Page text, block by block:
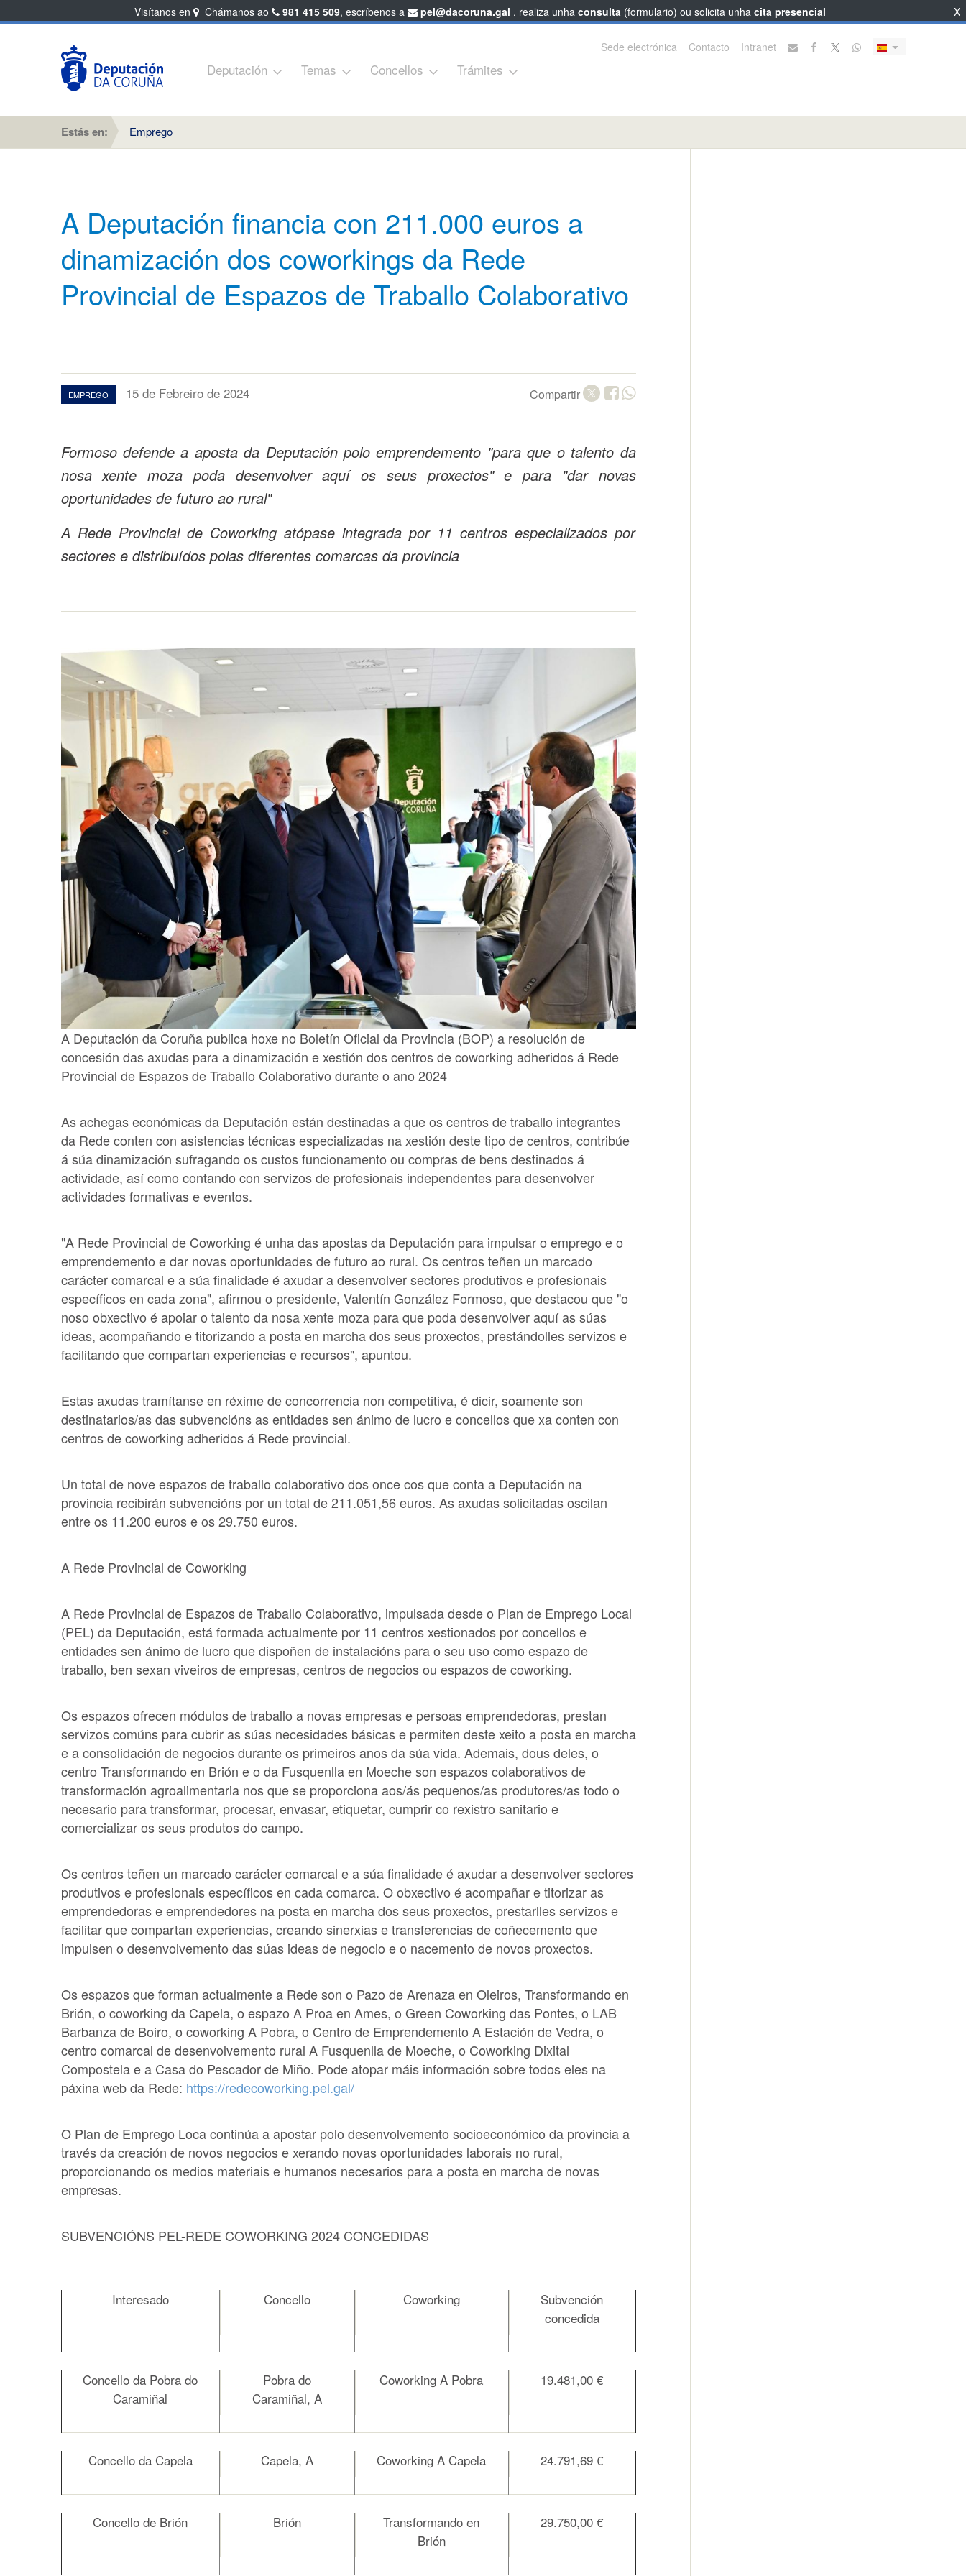
Sede electrónica Contacto Intranet
Deputación Temas Concellos Trámites
Estás en: Emprego
A Deputación financia con 211.000 euros a
dinamización dos coworkings da Rede
Provincial de Espazos de Traballo Colaborativo
EMPREGO 15 de Febreiro de 2024 Compartir
Formoso defende a aposta da Deputación polo emprendemento "para que o talento da
nosa xente moza poda desenvolver aquí os seus proxectos" e para "dar novas
oportunidades de futuro ao rural"
A Rede Provincial de Coworking atópase integrada por 11 centros especializados por
sectores e distribuídos polas diferentes comarcas da provincia
A Deputación da Coruña publica hoxe no Boletín Oficial da Provincia (BOP) a resolución de
concesión das axudas para a dinamización e xestión dos centros de coworking adheridos á Rede
Provincial de Espazos de Traballo Colaborativo durante o ano 2024
As achegas económicas da Deputación están destinadas a que os centros de traballo integrantes
da Rede conten con asistencias técnicas especializadas na xestión deste tipo de centros, contribúe
á súa dinamización sufragando os custos funcionamento ou compras de bens destinados á
actividade, así como contando con servizos de profesionais independentes para desenvolver
actividades formativas e eventos.
"A Rede Provincial de Coworking é unha das apostas da Deputación para impulsar o emprego e o
emprendemento e dar novas oportunidades de futuro ao rural. Os centros teñen un marcado
carácter comarcal e a súa finalidade é axudar a desenvolver sectores produtivos e profesionais
específicos en cada zona", afirmou o presidente, Valentín González Formoso, que destacou que "o
noso obxectivo é apoiar o talento da nosa xente moza para que poda desenvolver aquí as súas
ideas, acompañando e titorizando a posta en marcha dos seus proxectos, prestándolles servizos e
facilitando que compartan experiencias e recursos", apuntou.
Estas axudas tramítanse en réxime de concorrencia non competitiva, é dicir, soamente son
destinatarios/as das subvencións as entidades sen ánimo de lucro e concellos que xa conten con
centros de coworking adheridos á Rede provincial.
Un total de nove espazos de traballo colaborativo dos once cos que conta a Deputación na
provincia recibirán subvencións por un total de 211.051,56 euros. As axudas solicitadas oscilan
entre os 11.200 euros e os 29.750 euros.
A Rede Provincial de Coworking
A Rede Provincial de Espazos de Traballo Colaborativo, impulsada desde o Plan de Emprego Local
(PEL) da Deputación, está formada actualmente por 11 centros xestionados por concellos e
entidades sen ánimo de lucro que dispoñen de instalacións para o seu uso como espazo de
traballo, ben sexan viveiros de empresas, centros de negocios ou espazos de coworking.
Os espazos ofrecen módulos de traballo a novas empresas e persoas emprendedoras, prestan
servizos comúns para cubrir as súas necesidades básicas e permiten deste xeito a posta en marcha
e a consolidación de negocios durante os primeiros anos da súa vida. Ademais, dous deles, o
centro Transformando en Brión e o da Fusquenlla en Moeche son espazos colaborativos de
transformación agroalimentaria nos que se proporciona aos/ás pequenos/as produtores/as todo o
necesario para transformar, procesar, envasar, etiquetar, cumprir co rexistro sanitario e
comercializar os seus produtos do campo.
Os centros teñen un marcado carácter comarcal e a súa finalidade é axudar a desenvolver sectores
produtivos e profesionais específicos en cada comarca. O obxectivo é acompañar e titorizar as
emprendedoras e emprendedores na posta en marcha dos seus proxectos, prestarlles servizos e
facilitar que compartan experiencias, creando sinerxias e transferencias de coñecemento que
impulsen o desenvolvemento das súas ideas de negocio e o nacemento de novos proxectos.
Os espazos que forman actualmente a Rede son o Pazo de Arenaza en Oleiros, Transformando en
Brión, o coworking da Capela, o espazo A Proa en Ames, o Green Coworking das Pontes, o LAB
Barbanza de Boiro, o coworking A Pobra, o Centro de Emprendemento A Estación de Vedra, o
centro comarcal de desenvolvemento rural A Fusquenlla de Moeche, o Coworking Dixital
Compostela e a Casa do Pescador de Miño. Pode atopar máis información sobre todos eles na
páxina web da Rede: https://redecoworking.pel.gal/
O Plan de Emprego Loca continúa a apostar polo desenvolvemento socioeconómico da provincia a
través da creación de novos negocios e xerando novas oportunidades laborais no rural,
proporcionando os medios materiais e humanos necesarios para a posta en marcha de novas
empresas.
SUBVENCIÓNS PEL-REDE COWORKING 2024 CONCEDIDAS
Interesado Concello Coworking
Subvención
concedida
Concello da Pobra do
Caramiñal
Pobra do
Caramiñal, A
Coworking A Pobra 19.481,00 €
Concello da Capela Capela, A Coworking A Capela 24.791,69 €
Concello de Brión Brión
Transformando en
Brión
29.750,00 €
Visítanos en Chámanos ao 981 415 509, escríbenos a pel@dacoruna.gal , realiza unha consulta(formulario) ou solicita unha cita presencial X